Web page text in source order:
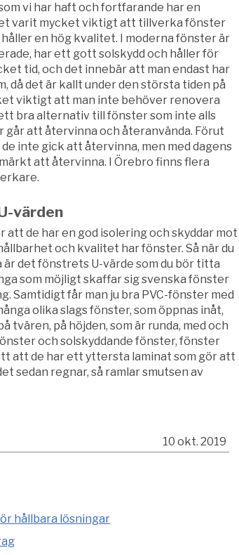
vi har haft och fortfarande har en
varit mycket viktigt att tillverka fönster
en hög kvalitet. I moderna fönster är
har ett gott solskydd och håller för
tid, och det innebär att man endast har
då det är kallt under den största tiden på
viktigt att man inte behöver renovera
bra alternativ till fönster som inte alls
går att återvinna och återanvända. Förut
inte gick att återvinna, men med dagens
att återvinna. I Örebro finns flera
värden
de har en god isolering och skyddar mot
och kvalitet har fönster. Så när du
det fönstrets U-värde som du bör titta
som möjligt skaffar sig svenska fönster
Samtidigt får man ju bra PVC-fönster med
olika slags fönster, som öppnas inåt,
tvären, på höjden, som är runda, med och
och solskyddande fönster, fönster
att de har ett yttersta laminat som gör att
sedan regnar, så ramlar smutsen av
10 okt. 2019
hållbara lösningar